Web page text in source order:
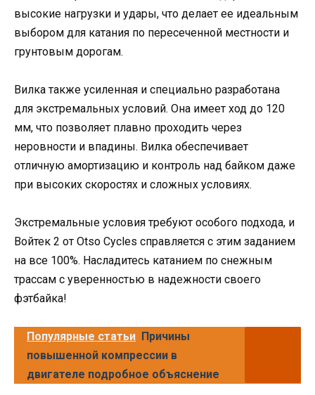
высокие нагрузки и удары, что делает ее идеальным
выбором для катания по пересеченной местности и
грунтовым дорогам.
Вилка также усиленная и специально разработана
для экстремальных условий. Она имеет ход до 120
мм, что позволяет плавно проходить через
неровности и впадины. Вилка обеспечивает
отличную амортизацию и контроль над байком даже
при высоких скоростях и сложных условиях.
Экстремальные условия требуют особого подхода, и
Войтек 2 от Otso Cycles справляется с этим заданием
на все 100%. Насладитесь катанием по снежным
трассам с уверенностью в надежности своего
фэтбайка!
Популярные статьи Причины
повышенной компрессии в
двигателе подробное объяснение